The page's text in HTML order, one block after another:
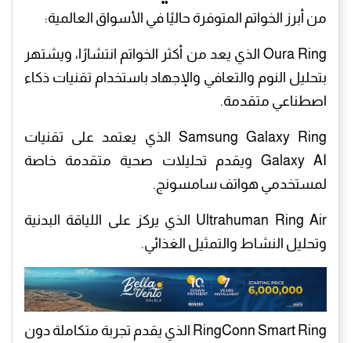
من أبرز الخواتم المتوفرة حاليًا في الأسواق العالمية:
Oura Ring الذي يعد من أكثر الخواتم انتشارًا، ويشتهر
بتحليل النوم والتعافي والإجهاد باستخدام تقنيات ذكاء
اصطناعي متقدمة.
Samsung Galaxy Ring الذي يعتمد على تقنيات
Galaxy AI ويقدم تحليلات صحية متقدمة خاصة
لمستخدمي هواتف سامسونج.
Ultrahuman Ring Air الذي يركز على اللياقة البدنية
وتحليل النشاط والتمثيل الغذائي.
RingConn Smart Ring الذي يقدم تجربة متكاملة دون